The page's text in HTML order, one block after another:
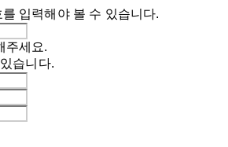
입력해야 볼 수 있습니다.
주세요.
습니다.